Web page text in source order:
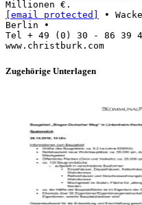
[email protected]
•
Berlin •
Tel + 49 (0) 30 - 86 39
Zugehörige Unterlagen